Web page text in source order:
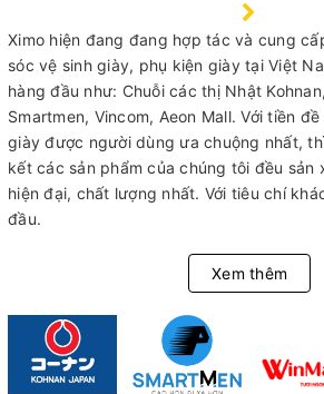
Ximo hiện đang đang hợp tác và cung
sóc vệ sinh giày, phụ kiện giày tại Việt
hàng đầu như: Chuỗi các thị Nhật
Smartmen, Vincom, Aeon Mall. Với tiền
giày được người dùng ưa chuộng nhất,
kết các sản phẩm của chúng tôi đều sản
hiện đại, chất lượng nhất. Với tiêu chí
đầu.
Xem thêm